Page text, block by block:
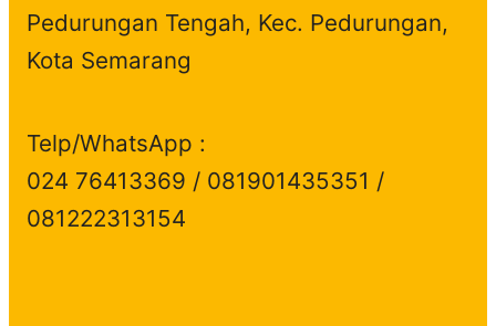
Pedurungan Tengah, Kec. Pedurungan,
Kota Semarang
Telp/WhatsApp :
024 76413369 / 081901435351 /
081222313154